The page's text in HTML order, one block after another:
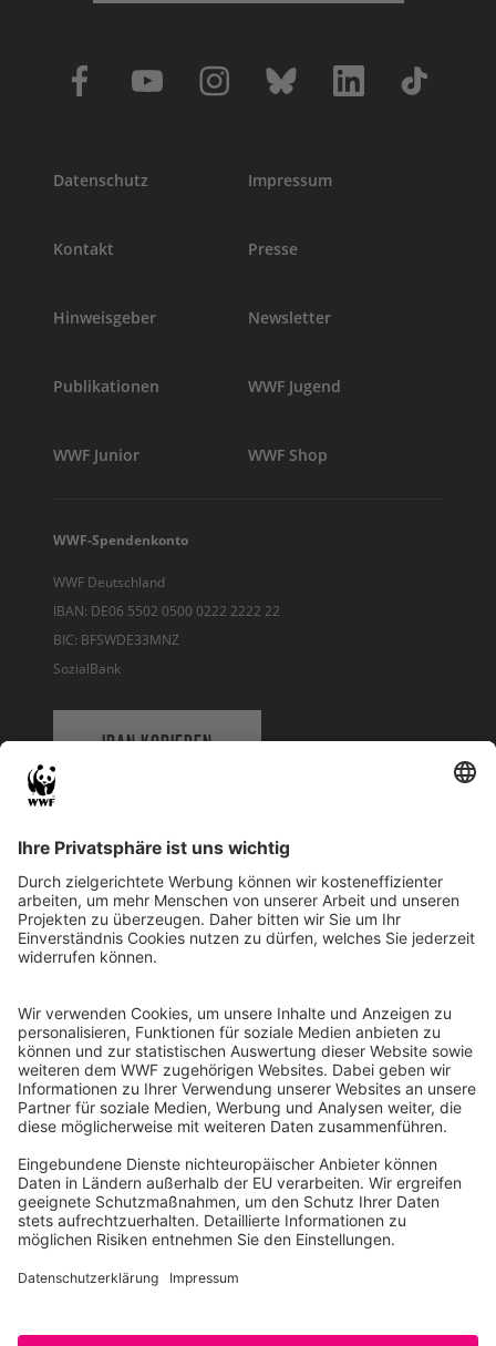
Datenschutz Impressum
Kontakt Presse
Hinweisgeber Newsletter
Publikationen WWF Jugend
WWF Junior WWF Shop
WWF-Spendenkonto
WWF Deutschland
IBAN: DE06 5502 0500 0222 2222 22
BIC: BFSWDE33MNZ
SozialBank
IBAN KOPIEREN
WWF Deutschland
Reinhardtstr. 18
10117 Berlin
Ihre Spende kann steuerlich geltend gemacht werden
Registriert als Stiftung WWF Deutschland, Senatsverwaltung für
Justiz Berlin, Az: 3416/976/2
Umsatzsteuer-Identifikationsnummer: DE 114236103
Freistellungsbescheid: Als gemeinnützige Körperschaft befreit
von der Körperschaftssteuer gem. §5 I 9 KStg. unter der
Steuernummer 27/641/09321